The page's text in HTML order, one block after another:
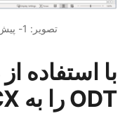
تصویر: 1- پیش نمایش تبدیل ODT به Word
ODT را به DOCX تبدیل کنید